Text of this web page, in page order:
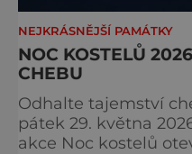
NEJKRÁSNĚJŠÍ PAMÁTKY
NOC KOSTELŮ
CHEBU
Odhalte tajemství
pátek 29. května
akce Noc kostelů